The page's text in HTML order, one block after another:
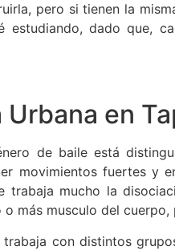
pero si tienen la
estudiando, dado que,
Urbana en
de baile está
movimientos fuertes y
trabaja mucho la
o más musculo del
trabaja con distintos